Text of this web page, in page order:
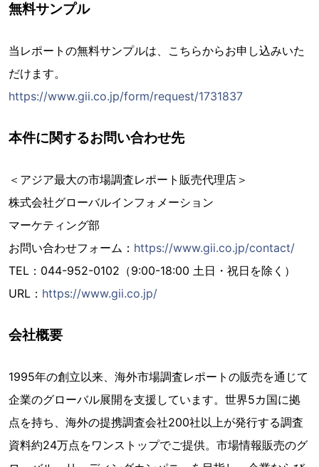
無料サンプル
当レポートの無料サンプルは、こちらからお申し込みいた
だけます。
https://www.gii.co.jp/form/request/1731837
本件に関するお問い合わせ先
＜アジア最大の市場調査レポート販売代理店＞
株式会社グローバルインフォメーション
マーケティング部
お問い合わせフォーム： https://www.gii.co.jp/contact/
TEL：044-952-0102（9:00-18:00 土日・祝日を除く）
URL： https://www.gii.co.jp/
会社概要
1995年の創立以来、海外市場調査レポートの販売を通じて
企業のグローバル展開を支援しています。世界5カ国に拠
点を持ち、海外の提携調査会社200社以上が発行する調査
資料約24万点をワンストップでご提供。市場情報販売のグ